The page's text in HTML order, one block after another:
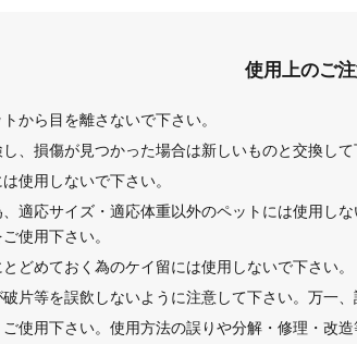
使用上のご
から目を離さないで下さい。
、損傷が見つかった場合は新しいものと交換して
使用しないで下さい。
適応サイズ・適応体重以外のペットには使用し
使用下さい。
どめておく為のケイ留には使用しないで下さい。
片等を誤飲しないように注意して下さい。万一
使用下さい。使用方法の誤りや分解・修理・改